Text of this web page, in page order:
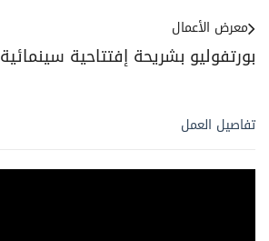
بورتفوليو بشريحة إفتتاحية سينمائية
معرض الأعمال
تفاصيل العمل